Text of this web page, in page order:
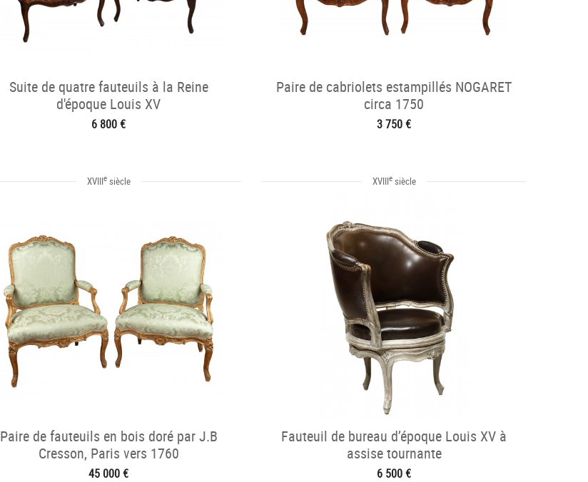
Suite de quatre fauteuils à la Reine
d'époque Louis XV
6 800 €
Paire de cabriolets estampillés NOGARET
circa 1750
3 750 €
XVIIIesiècle
Paire de fauteuils en bois doré par J.B
Cresson, Paris vers 1760
45 000 €
XVIIIesiècle
Fauteuil de bureau d’époque Louis XV à
assise tournante
6 500 €